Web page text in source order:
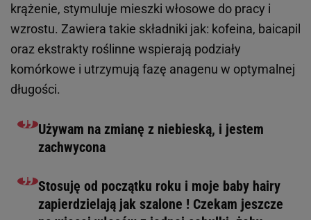
krążenie, stymuluje mieszki włosowe do pracy i
wzrostu. Zawiera takie składniki jak: kofeina, baicapil
oraz ekstrakty roślinne wspierają podziały
komórkowe i utrzymują fazę anagenu w optymalnej
długości.
Używam na zmianę z niebieską, i jestem
zachwycona
Stosuję od początku roku i moje baby hairy
zapierdzielają jak szalone ! Czekam jeszcze